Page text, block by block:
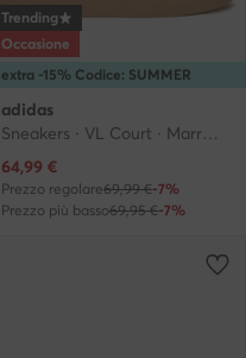
extra -15% Codice: SUMMER
Trending
Occasione
adidas
Prezzo attuale
64,99 €
Prezzo regolare69,99 €-7%
Prezzo più basso69,95 €-7%